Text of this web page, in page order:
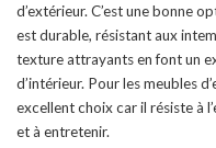
d’extérieur. C’est une bonne
est durable, résistant aux
texture attrayants en font un
d’intérieur. Pour les meubles
excellent choix car il résiste à
et à entretenir.